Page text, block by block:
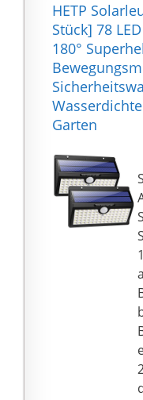
HETP
Stück] 78
180°
Garten